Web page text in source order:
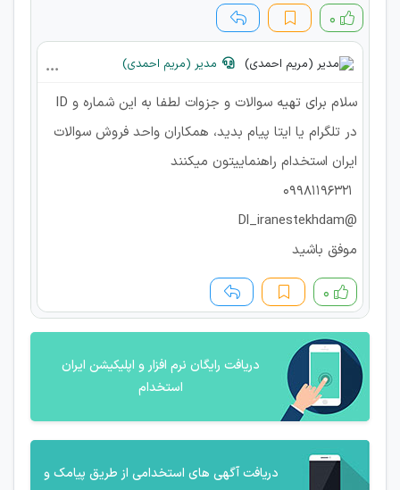
۰
مدیر (مریم احمدی)
سلام برای تهیه سوالات و جزوات لطفا به این شماره و ID
در تلگرام یا ایتا پیام بدید، همکاران واحد فروش سوالات
ایران استخدام راهنماییتون میکنند
@Dl_iranestekhdam
موفق باشید
۰
دریافت رایگان نرم افزار و اپلیکیشن ایران
استخدام
دریافت آگهی های استخدامی از طریق پیامک و